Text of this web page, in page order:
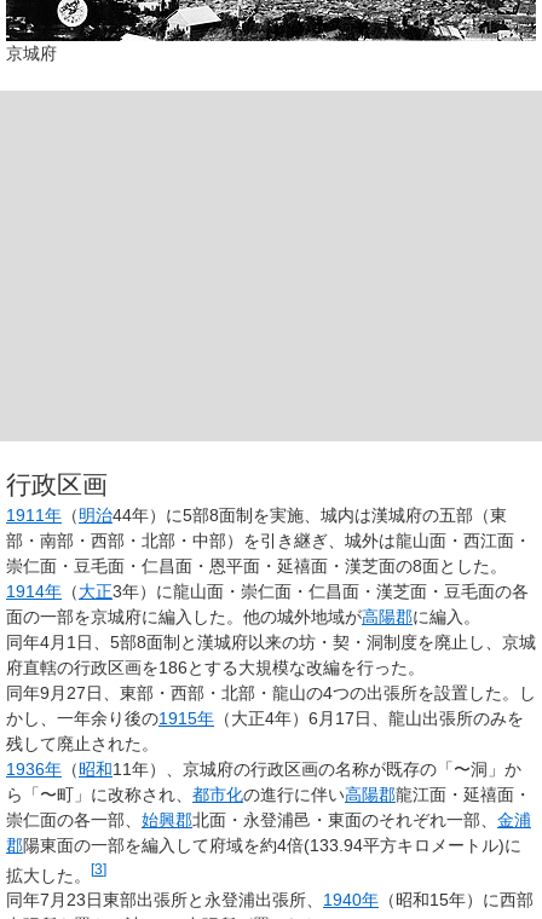
京城府
行政区画
1911年 （明治44年）に5部8面制を実施、城内は漢城府の五部（東
部・南部・西部・北部・中部）を引き継ぎ、城外は龍山面・西江面・
崇仁面・豆毛面・仁昌面・恩平面・延禧面・漢芝面の8面とした。
1914年 （大正3年）に龍山面・崇仁面・仁昌面・漢芝面・豆毛面の各
面の一部を京城府に編入した。他の城外地域が高陽郡に編入。
同年4月1日、5部8面制と漢城府以来の坊・契・洞制度を廃止し、京城
府直轄の行政区画を186とする大規模な改編を行った。
同年9月27日、東部・西部・北部・龍山の4つの出張所を設置した。し
かし、一年余り後の1915年 （大正4年）6月17日、龍山出張所のみを
残して廃止された。
1936年 （昭和11年）、京城府の行政区画の名称が既存の「〜洞」か
ら「〜町」に改称され、 都市化の進行に伴い高陽郡龍江面・延禧面・
崇仁面の各一部、 始興郡北面・永登浦邑・東面のそれぞれ一部、 金浦
郡陽東面の一部を編入して府域を約4倍(133.94平方キロメートル)に
拡大した。
[3]
同年7月23日東部出張所と永登浦出張所、 1940年 （昭和15年）に西部